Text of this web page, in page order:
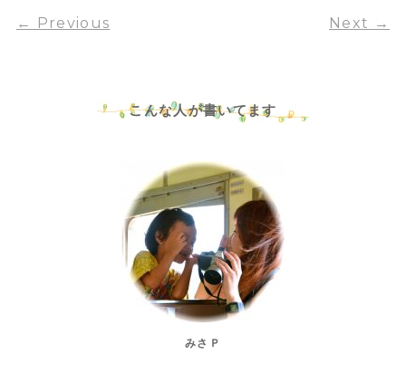
← Previous Next →
こんな人が書いてます
みさＰ